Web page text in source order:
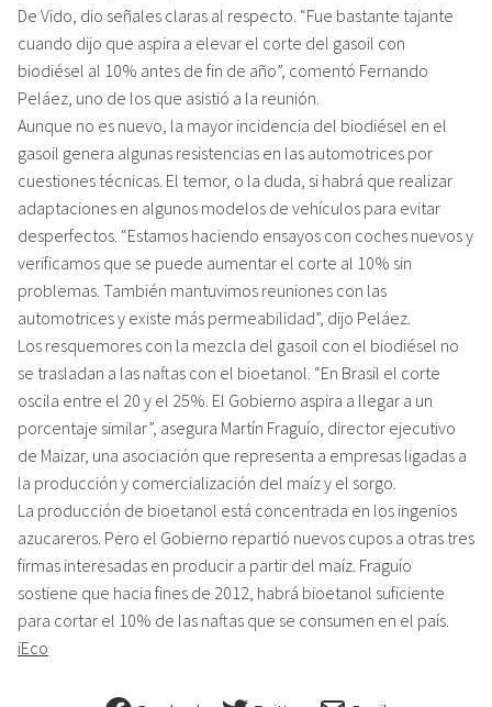
De Vido, dio señales claras al respecto. “Fue bastante tajante
cuando dijo que aspira a elevar el corte del gasoil con
biodiésel al 10% antes de fin de año”, comentó Fernando
Peláez, uno de los que asistió a la reunión.
Aunque no es nuevo, la mayor incidencia del biodiésel en el
gasoil genera algunas resistencias en las automotrices por
cuestiones técnicas. El temor, o la duda, si habrá que realizar
adaptaciones en algunos modelos de vehículos para evitar
desperfectos. “Estamos haciendo ensayos con coches nuevos y
verificamos que se puede aumentar el corte al 10% sin
problemas. También mantuvimos reuniones con las
automotrices y existe más permeabilidad”, dijo Peláez.
Los resquemores con la mezcla del gasoil con el biodiésel no
se trasladan a las naftas con el bioetanol. “En Brasil el corte
oscila entre el 20 y el 25%. El Gobierno aspira a llegar a un
porcentaje similar”, asegura Martín Fraguío, director ejecutivo
de Maizar, una asociación que representa a empresas ligadas a
la producción y comercialización del maíz y el sorgo.
La producción de bioetanol está concentrada en los ingenios
azucareros. Pero el Gobierno repartió nuevos cupos a otras tres
firmas interesadas en producir a partir del maíz. Fraguío
sostiene que hacia fines de 2012, habrá bioetanol suficiente
para cortar el 10% de las naftas que se consumen en el país.
iEco